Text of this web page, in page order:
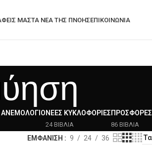
ΜΑΣΤΑ ΝΈΑ ΤΗΣ ΠΝΟΉΣΕΠΙΚΟΙΝΩΝΙΑ
ΑΝΕΜΟΛΌΓΙΟΝΈΕΣ ΚΥΚΛΟΦΟΡΊΕΣ
24 ΒΙΒΛΙΑ
ΠΡΟΣΦΟΡΈΣ
86 ΒΙΒΛΙΑ
ΕΜΦΑΝΙΣΗ 9 24 36